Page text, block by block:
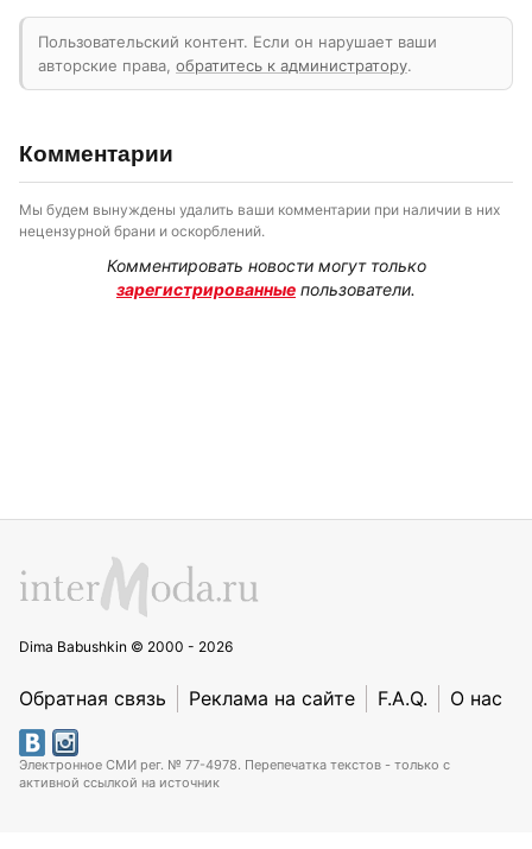
Пользовательский контент. Если он нарушает ваши
авторские права, обратитесь к администратору.
Комментарии
Мы будем вынуждены удалить ваши комментарии при наличии в них
нецензурной брани и оскорблений.
Комментировать новости могут только
зарегистрированные пользователи.
Dima Babushkin © 2000 - 2026
Обратная связь Реклама на сайте F.A.Q. О нас
Электронное СМИ рег. № 77-4978. Перепечатка текстов - только с
активной ссылкой на источник